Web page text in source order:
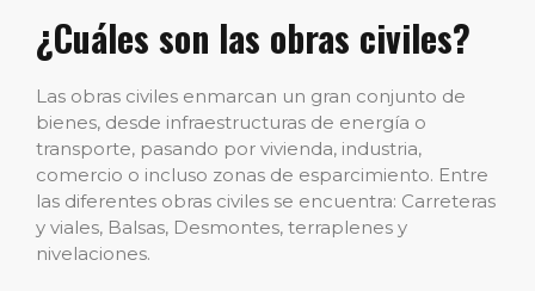
¿Cuáles son las obras civiles?
Las obras civiles enmarcan un gran conjunto de
bienes, desde infraestructuras de energía o
transporte, pasando por vivienda, industria,
comercio o incluso zonas de esparcimiento. Entre
las diferentes obras civiles se encuentra: Carreteras
y viales, Balsas, Desmontes, terraplenes y
nivelaciones.